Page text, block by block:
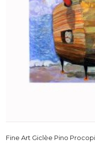
Fine Art Giclèe Pino